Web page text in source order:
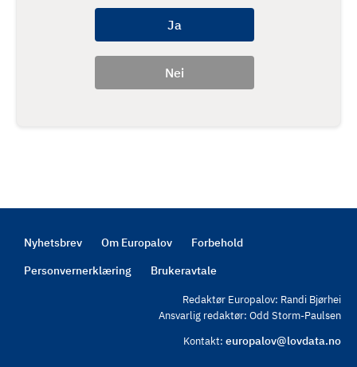
Footer
Nyhetsbrev Om Europalov
Forbehold
Personvernerklæring
Brukeravtale
Redaktør Europalov: Randi Bjørhei
Ansvarlig redaktør: Odd Storm-Paulsen
Kontakt: europalov@lovdata.no